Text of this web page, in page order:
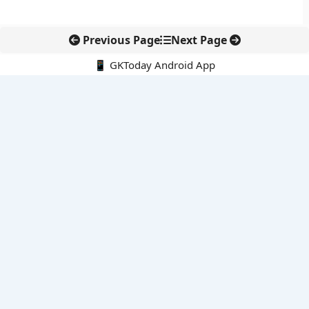
Previous Page Next Page
📱 GKToday Android App